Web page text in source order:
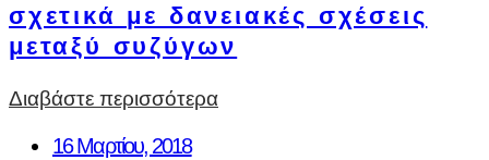
σχετικά με δανειακές σχέσεις
μεταξύ συζύγων
Διαβάστε περισσότερα
16 Μαρτίου, 2018